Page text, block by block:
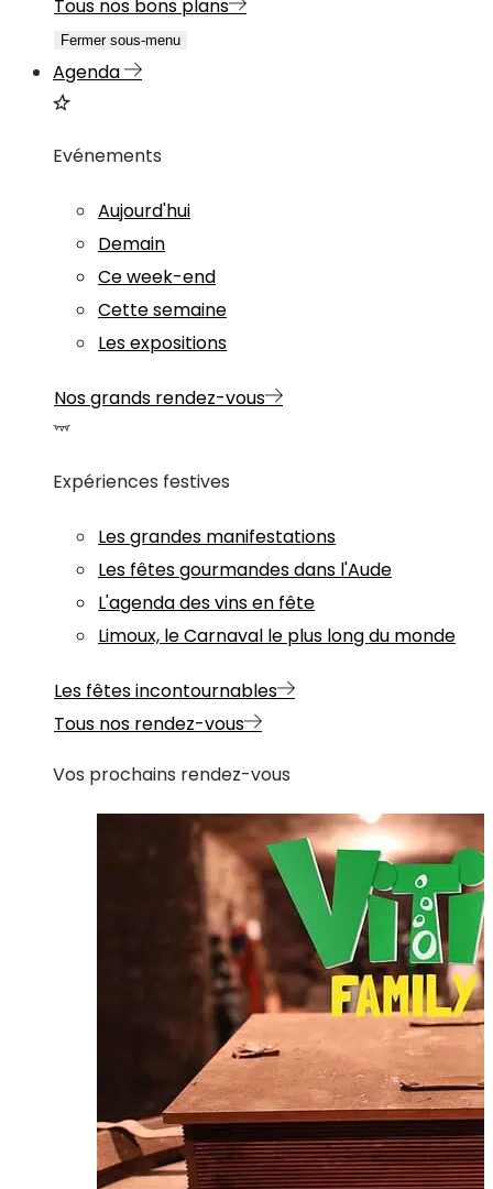
Tous nos bons plans
Fermer sous-menu
Agenda
Evénements
Aujourd'hui
Demain
Ce week-end
Cette semaine
Les expositions
Nos grands rendez-vous
Expériences festives
Les grandes manifestations
Les fêtes gourmandes dans l'Aude
L'agenda des vins en fête
Limoux, le Carnaval le plus long du monde
Les fêtes incontournables
Tous nos rendez-vous
Vos prochains rendez-vous